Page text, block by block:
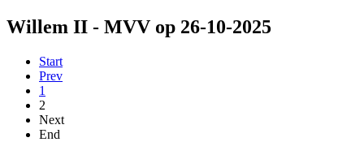
Willem II - MVV op 26-10-2025
Start
Prev
1
2
Next
End